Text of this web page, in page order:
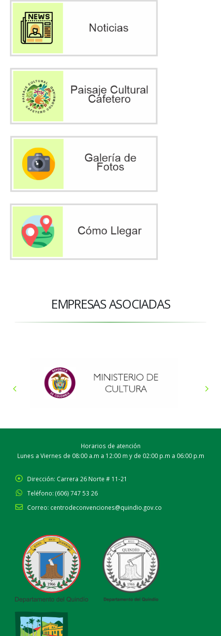
EMPRESAS ASOCIADAS
Horarios de atención
Lunes a Viernes de 08:00 a.m a 12:00 m y de 02:00 p.m a 06:00 p.m
Dirección: Carrera 26 Norte # 11-21
Teléfono: (606) 747 53 26
Correo: centrodeconvenciones@quindio.gov.co